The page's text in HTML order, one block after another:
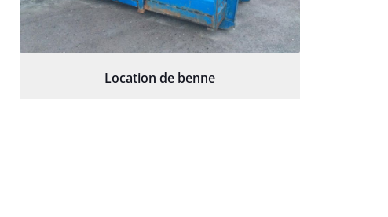
Location de benne